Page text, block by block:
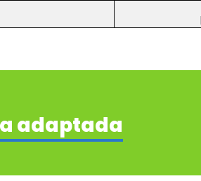
adaptada